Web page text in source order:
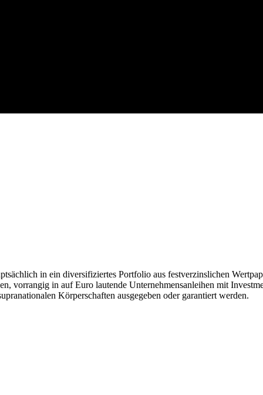
in ein diversifiziertes Portfolio aus festverzinslichen
vorrangig in auf Euro lautende Unternehmensanleihen mit
Körperschaften ausgegeben oder garantiert werden.